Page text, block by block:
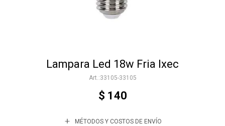
Lampara Led 18w Fria Ixec
33105-33105
$ 140
MÉTODOS Y COSTOS DE ENVÍO